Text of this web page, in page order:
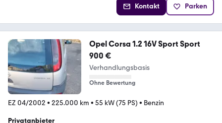
Kontakt Parken
Opel Corsa 1.2 16V Sport Sport
900 €
Verhandlungsbasis
Ohne Bewertung
EZ 04/2002 • 225.000 km • 55 kW (75 PS) • Benzin
Privatanbieter